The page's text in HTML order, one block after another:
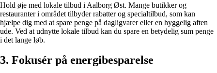
Hold øje med lokale tilbud i Aalborg Øst. Mange butikker og
restauranter i området tilbyder rabatter og specialtilbud, som kan
hjælpe dig med at spare penge på dagligvarer eller en hyggelig aften
ude. Ved at udnytte lokale tilbud kan du spare en betydelig sum penge
i det lange løb.
3. Fokusér på energibesparelse